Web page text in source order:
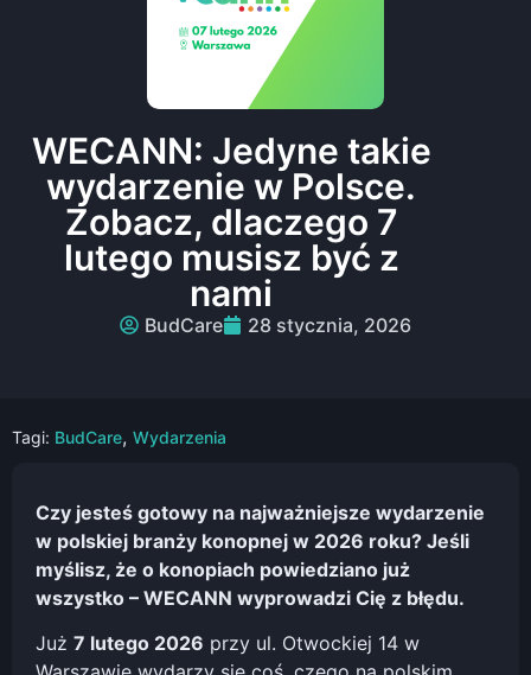
WECANN: Jedyne takie
wydarzenie w Polsce.
Zobacz, dlaczego 7
lutego musisz być z
nami
BudCare 28 stycznia, 2026
Tagi: BudCare, Wydarzenia
Czy jesteś gotowy na najważniejsze wydarzenie
w polskiej branży konopnej w 2026 roku? Jeśli
myślisz, że o konopiach powiedziano już
wszystko – WECANN wyprowadzi Cię z błędu.
Już 7 lutego 2026 przy ul. Otwockiej 14 w